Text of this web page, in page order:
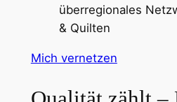
überregionales
& Quilten
Mich vernetzen